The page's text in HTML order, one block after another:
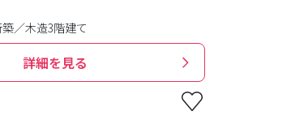
築／木造3階建て
詳細を見る